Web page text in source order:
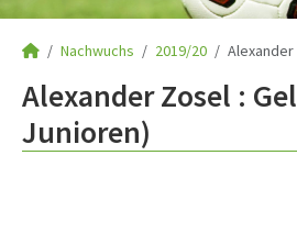
Nachwuchs 2019/20
Alexander Zosel :
Junioren)